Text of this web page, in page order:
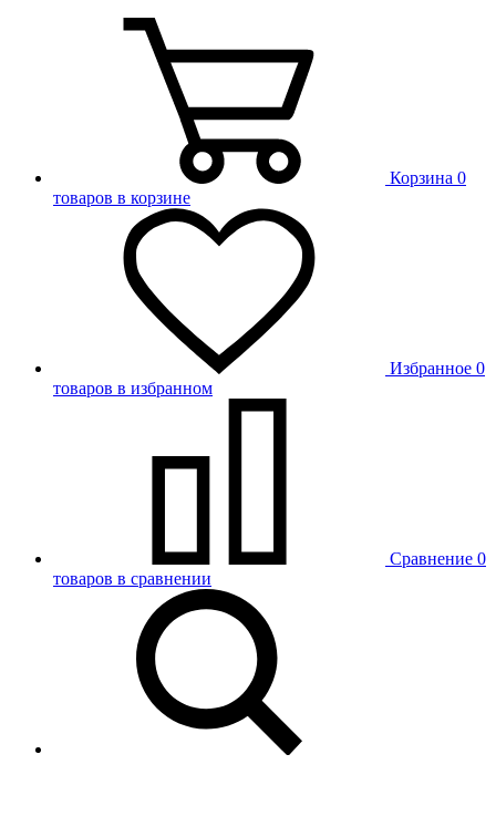
Корзина 0
товаров в корзине
Избранное 0
товаров в избранном
Сравнение 0
товаров в сравнении